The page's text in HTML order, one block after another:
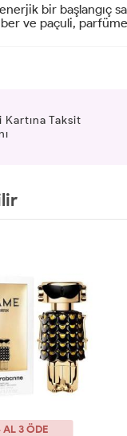
bir başlangıç
ve paçuli, parfüme
Kartına Taksit
AL 3 ÖDE